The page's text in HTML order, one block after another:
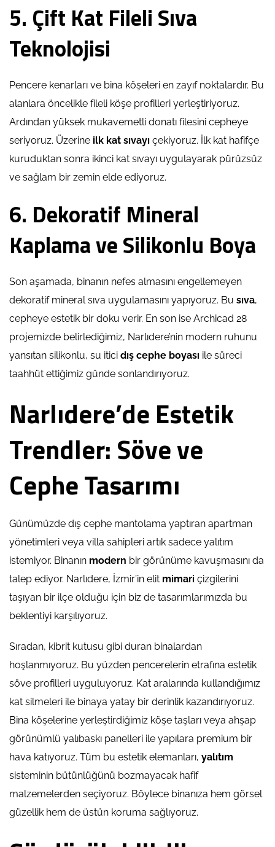
5. Çift Kat Fileli Sıva
Teknolojisi
Pencere kenarları ve bina köşeleri en zayıf noktalardır. Bu
alanlara öncelikle fileli köşe profilleri yerleştiriyoruz.
Ardından yüksek mukavemetli donatı filesini cepheye
seriyoruz. Üzerine ilk kat sıvayı çekiyoruz. İlk kat hafifçe
kuruduktan sonra ikinci kat sıvayı uygulayarak pürüzsüz
ve sağlam bir zemin elde ediyoruz.
6. Dekoratif Mineral
Kaplama ve Silikonlu Boya
Son aşamada, binanın nefes almasını engellemeyen
dekoratif mineral sıva uygulamasını yapıyoruz. Bu sıva,
cepheye estetik bir doku verir. En son ise Archicad 28
projemizde belirlediğimiz, Narlıdere’nin modern ruhunu
yansıtan silikonlu, su itici dış cephe boyası ile süreci
taahhüt ettiğimiz günde sonlandırıyoruz.
Narlıdere’de Estetik
Trendler: Söve ve
Cephe Tasarımı
Günümüzde dış cephe mantolama yaptıran apartman
yönetimleri veya villa sahipleri artık sadece yalıtım
istemiyor. Binanın modern bir görünüme kavuşmasını da
talep ediyor. Narlıdere, İzmir’in elit mimari çizgilerini
taşıyan bir ilçe olduğu için biz de tasarımlarımızda bu
beklentiyi karşılıyoruz.
Sıradan, kibrit kutusu gibi duran binalardan
hoşlanmıyoruz. Bu yüzden pencerelerin etrafına estetik
söve profilleri uyguluyoruz. Kat aralarında kullandığımız
kat silmeleri ile binaya yatay bir derinlik kazandırıyoruz.
Bina köşelerine yerleştirdiğimiz köşe taşları veya ahşap
görünümlü yalıbaskı panelleri ile yapılara premium bir
hava katıyoruz. Tüm bu estetik elemanları, yalıtım
sisteminin bütünlüğünü bozmayacak hafif
malzemelerden seçiyoruz. Böylece binanıza hem görsel
güzellik hem de üstün koruma sağlıyoruz.